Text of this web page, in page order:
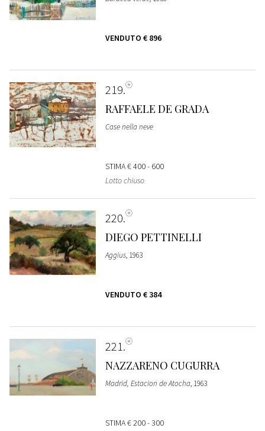
VENDUTO € 896
219
RAFFAELE DE GRADA
Case nella neve
STIMA€ 400 - 600
Lotto chiuso
220
DIEGO PETTINELLI
Aggius, 1963
VENDUTO € 384
221
NAZZARENO CUGURRA
Madrid, Estacion de Atocha, 1963
STIMA€ 200 - 300